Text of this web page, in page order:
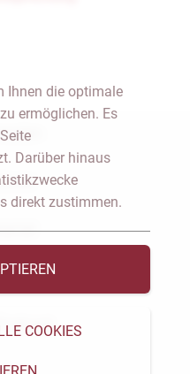
Ihnen die optimale
ermöglichen. Es
Darüber hinaus
direkt zustimmen.
COOKIES